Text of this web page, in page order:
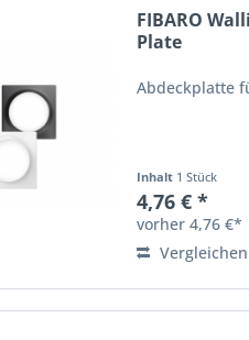
FIBARO
Plate
Abdeckplatte
Inhalt 1 Stück
4,76 € *
vorher 4,76 €*
Vergleichen